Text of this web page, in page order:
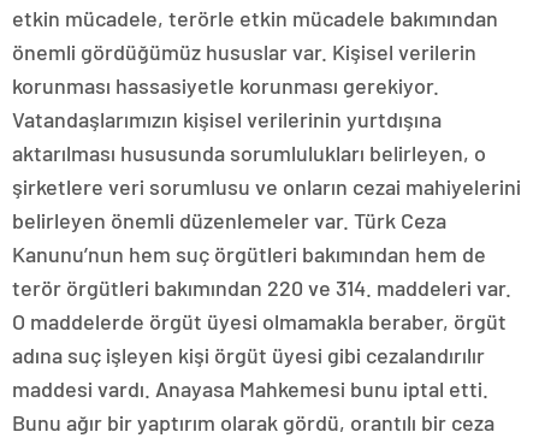
etkin mücadele, terörle etkin mücadele bakımından
önemli gördüğümüz hususlar var. Kişisel verilerin
korunması hassasiyetle korunması gerekiyor.
Vatandaşlarımızın kişisel verilerinin yurtdışına
aktarılması hususunda sorumlulukları belirleyen, o
şirketlere veri sorumlusu ve onların cezai mahiyelerini
belirleyen önemli düzenlemeler var. Türk Ceza
Kanunu’nun hem suç örgütleri bakımından hem de
terör örgütleri bakımından 220 ve 314. maddeleri var.
O maddelerde örgüt üyesi olmamakla beraber, örgüt
adına suç işleyen kişi örgüt üyesi gibi cezalandırılır
maddesi vardı. Anayasa Mahkemesi bunu iptal etti.
Bunu ağır bir yaptırım olarak gördü, orantılı bir ceza